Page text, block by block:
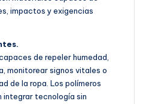
impactos y exigencias
de repeler humedad,
monitorear signos vitales o
de la ropa. Los polímeros
integrar tecnología sin